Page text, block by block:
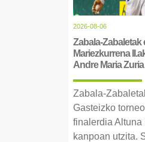
2026-08-06
Zabala-Zabaletak
Mariezkurrena
Andre Maria
Zabala-
Gasteizko
finalerdia Altuna
kanpoan utzita.